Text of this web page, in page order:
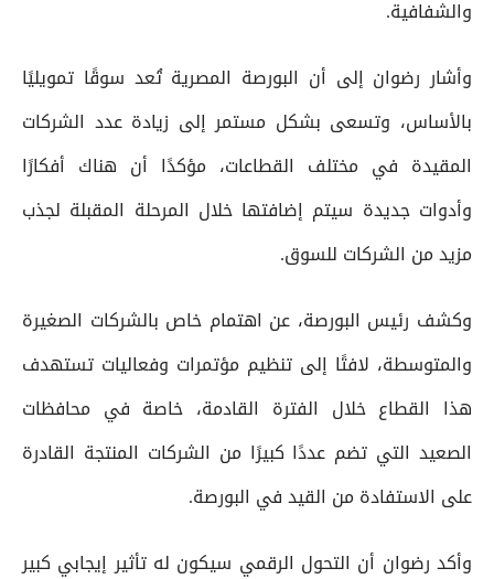
والشفافية.
وأشار رضوان إلى أن البورصة المصرية تُعد سوقًا تمويليًا
بالأساس، وتسعى بشكل مستمر إلى زيادة عدد الشركات
المقيدة في مختلف القطاعات، مؤكدًا أن هناك أفكارًا
وأدوات جديدة سيتم إضافتها خلال المرحلة المقبلة لجذب
مزيد من الشركات للسوق.
وكشف رئيس البورصة، عن اهتمام خاص بالشركات الصغيرة
والمتوسطة، لافتًا إلى تنظيم مؤتمرات وفعاليات تستهدف
هذا القطاع خلال الفترة القادمة، خاصة في محافظات
الصعيد التي تضم عددًا كبيرًا من الشركات المنتجة القادرة
على الاستفادة من القيد في البورصة.
وأكد رضوان أن التحول الرقمي سيكون له تأثير إيجابي كبير